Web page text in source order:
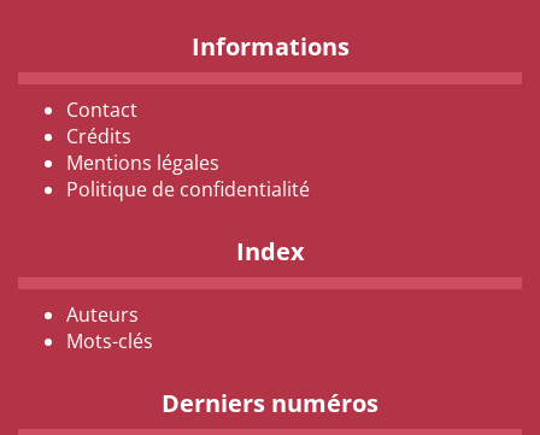
Informations
Contact
Crédits
Mentions légales
Politique de confidentialité
Index
Auteurs
Mots-clés
Derniers numéros